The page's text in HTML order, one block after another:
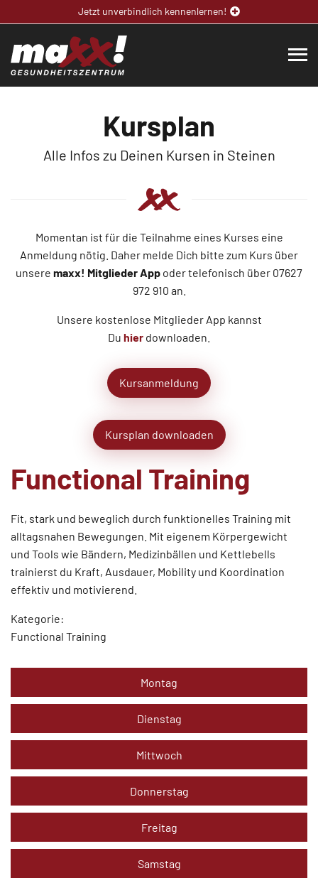
Jetzt unverbindlich kennenlernen!
Kursplan
Alle Infos zu Deinen Kursen in Steinen
Momentan ist für die Teilnahme eines Kurses eine
Anmeldung nötig. Daher melde Dich bitte zum Kurs über
unsere maxx! Mitglieder App oder telefonisch über 07627
972 910 an.
Unsere kostenlose Mitglieder App kannst
Du hier downloaden.
Kursanmeldung
Kursplan downloaden
Functional Training
Fit, stark und beweglich durch funktionelles Training mit
alltagsnahen Bewegungen. Mit eigenem Körpergewicht
und Tools wie Bändern, Medizinbällen und Kettlebells
trainierst du Kraft, Ausdauer, Mobility und Koordination 
effektiv und motivierend.
Kategorie:
Functional Training
Montag
Dienstag
Mittwoch
Donnerstag
Freitag
Samstag